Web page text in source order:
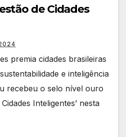
de Cidades
premia cidades brasileiras
e inteligência
recebeu o selo nível ouro
Inteligentes’ nesta